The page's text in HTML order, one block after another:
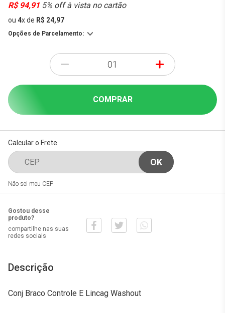
R$ 94,91 5% off à vista no cartão
ou 4xde R$ 24,97
Opções de Parcelamento:
- +
COMPRAR
Calcular o Frete
Não sei meu CEP
Gostou desse
produto?
compartilhe nas suas
redes sociais
Descrição
Conj Braco Controle E Lincag Washout